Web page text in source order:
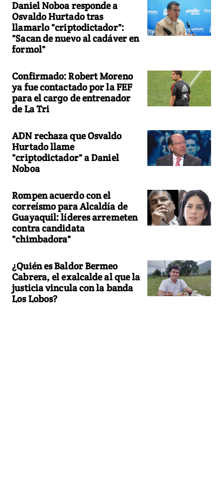
Daniel Noboa responde a
Osvaldo Hurtado tras
llamarlo "criptodictador":
"Sacan de nuevo al cadáver en
formol"
Confirmado: Robert Moreno
ya fue contactado por la FEF
para el cargo de entrenador
de La Tri
ADN rechaza que Osvaldo
Hurtado llame
"criptodictador" a Daniel
Noboa
Rompen acuerdo con el
correísmo para Alcaldía de
Guayaquil: líderes arremeten
contra candidata
"chimbadora"
¿Quién es Baldor Bermeo
Cabrera, el exalcalde al que la
justicia vincula con la banda
Los Lobos?